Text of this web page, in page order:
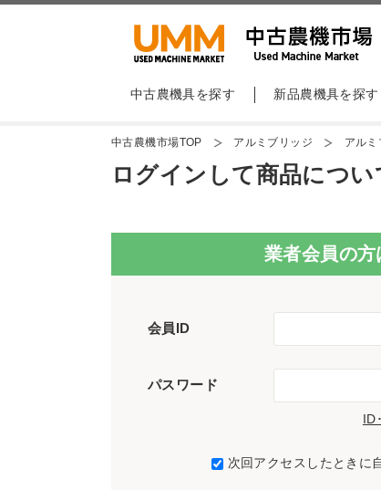
中古農機具を探す 新品農機具を探す
中古農機市場TOP アルミブリッジ アル
ログインして商品につ
業者会員の方
会員ID
パスワード
ID
次回アクセスしたときに